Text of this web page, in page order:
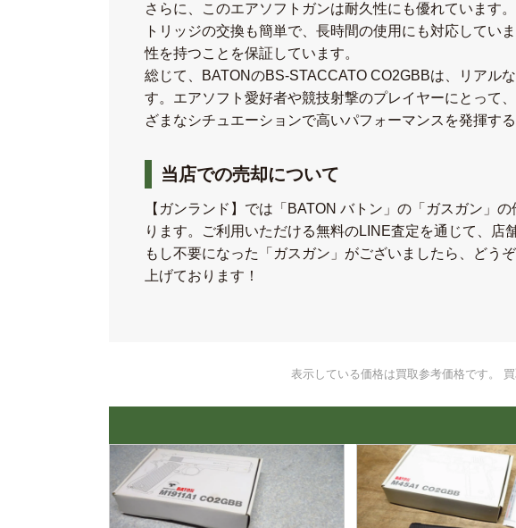
さらに、このエアソフトガンは耐久性にも優れています
トリッジの交換も簡単で、長時間の使用にも対応してい
性を持つことを保証しています。
総じて、BATONのBS-STACCATO CO2GBBは、リアル
す。エアソフト愛好者や競技射撃のプレイヤーにとって
ざまなシチュエーションで高いパフォーマンスを発揮す
当店での売却について
【ガンランド】では「BATON バトン」の「ガスガン」
ります。ご利用いただける無料のLINE査定を通じて、
もし不要になった「ガスガン」がございましたら、どう
上げております！
表示している価格は買取参考価格です。